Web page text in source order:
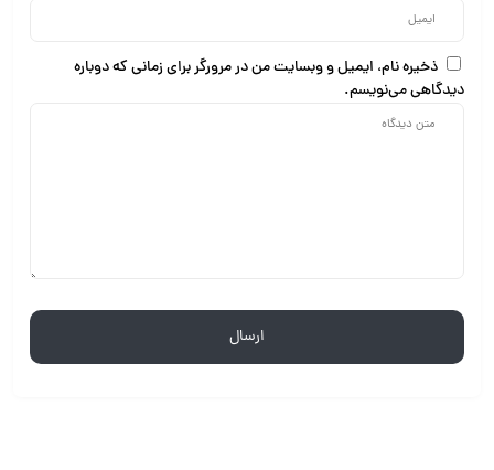
ذخیره نام، ایمیل و وبسایت من در مرورگر برای زمانی که دوباره
دیدگاهی می‌نویسم.